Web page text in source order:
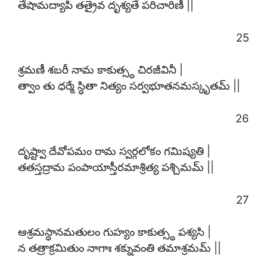
తేషామద్యాపి తత్రైవ దృశ్యతే పరిచారిణీ ||
25
శ్రమణీ శబరీ నామ కాకుత్స్థ చిరజీవినీ |
త్వాం తు ధర్మే స్థితా నిత్యం సర్వభూతనమస్కృతమ్ ||
26
దృష్ట్వా దేవోపమం రామ స్వర్గలోకం గమిష్యతి |
తతస్తద్రామ పంపాయాస్తీరమాశ్రిత్య పశ్చిమమ్ ||
27
ఆశ్రమస్థానమతులం గుహ్యం కాకుత్స్థ పశ్యసి |
న తత్రాక్రమితుం నాగాః శక్నువంతి తమాశ్రమమ్ ||